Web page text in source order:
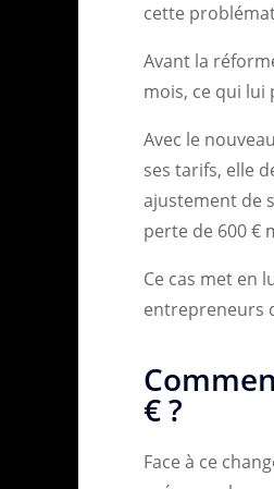
cette
Avant la
mois, ce qui lui
Avec le
ses tarifs, elle
ajustement de
perte de 600 €
Ce cas met en
entrepreneurs
€ ?
Face à ce